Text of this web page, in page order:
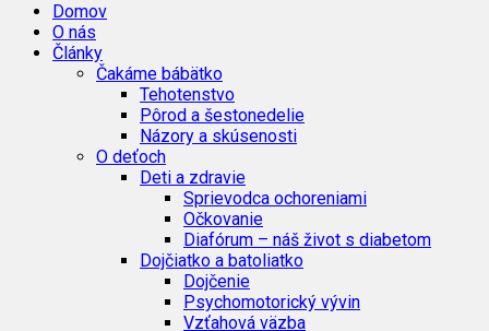
Domov
O nás
Články
Čakáme bábätko
Tehotenstvo
Pôrod a šestonedelie
Názory a skúsenosti
O deťoch
Deti a zdravie
Sprievodca ochoreniami
Očkovanie
Diafórum – náš život s diabetom
Dojčiatko a batoliatko
Dojčenie
Psychomotorický vývin
Vzťahová väzba